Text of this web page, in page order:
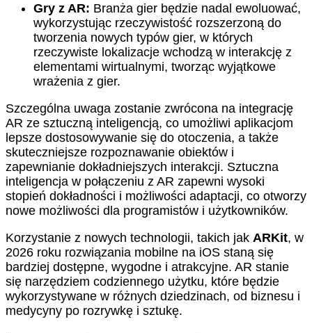
Gry z AR: Branża gier będzie nadal ewoluować,
wykorzystując rzeczywistość rozszerzoną do
tworzenia nowych typów gier, w których
rzeczywiste lokalizacje wchodzą w interakcję z
elementami wirtualnymi, tworząc wyjątkowe
wrażenia z gier.
Szczególna uwaga zostanie zwrócona na integrację
AR ze sztuczną inteligencją, co umożliwi aplikacjom
lepsze dostosowywanie się do otoczenia, a także
skuteczniejsze rozpoznawanie obiektów i
zapewnianie dokładniejszych interakcji. Sztuczna
inteligencja w połączeniu z AR zapewni wysoki
stopień dokładności i możliwości adaptacji, co otworzy
nowe możliwości dla programistów i użytkowników.
Korzystanie z nowych technologii, takich jak ARKit, w
2026 roku rozwiązania mobilne na iOS staną się
bardziej dostępne, wygodne i atrakcyjne. AR stanie
się narzędziem codziennego użytku, które będzie
wykorzystywane w różnych dziedzinach, od biznesu i
medycyny po rozrywkę i sztukę.